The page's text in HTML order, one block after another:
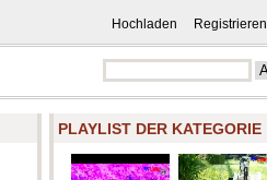
Hochladen Registrieren
PLAYLIST DER KATEGORIE